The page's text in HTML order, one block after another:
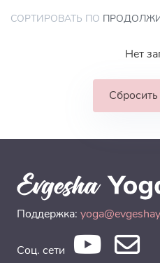
СОРТИРОВАТЬ ПО
Нет
Поддержка:
Соц. сети